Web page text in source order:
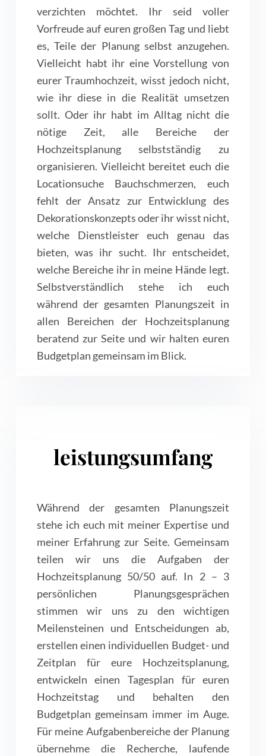
verzichten möchtet. Ihr seid voller
Vorfreude auf euren großen Tag und liebt
es, Teile der Planung selbst anzugehen.
Vielleicht habt ihr eine Vorstellung von
eurer Traumhochzeit, wisst jedoch nicht,
wie ihr diese in die Realität umsetzen
sollt. Oder ihr habt im Alltag nicht die
nötige Zeit, alle Bereiche der
Hochzeitsplanung selbstständig zu
organisieren. Vielleicht bereitet euch die
Locationsuche Bauchschmerzen, euch
fehlt der Ansatz zur Entwicklung des
Dekorationskonzepts oder ihr wisst nicht,
welche Dienstleister euch genau das
bieten, was ihr sucht. Ihr entscheidet,
welche Bereiche ihr in meine Hände legt.
Selbstverständlich stehe ich euch
während der gesamten Planungszeit in
allen Bereichen der Hochzeitsplanung
beratend zur Seite und wir halten euren
Budgetplan gemeinsam im Blick.
leistungsumfang
Während der gesamten Planungszeit
stehe ich euch mit meiner Expertise und
meiner Erfahrung zur Seite. Gemeinsam
teilen wir uns die Aufgaben der
Hochzeitsplanung 50/50 auf. In 2 – 3
persönlichen Planungsgesprächen
stimmen wir uns zu den wichtigen
Meilensteinen und Entscheidungen ab,
erstellen einen individuellen Budget- und
Zeitplan für eure Hochzeitsplanung,
entwickeln einen Tagesplan für euren
Hochzeitstag und behalten den
Budgetplan gemeinsam immer im Auge.
Für meine Aufgabenbereiche der Planung
übernehme die Recherche, laufende